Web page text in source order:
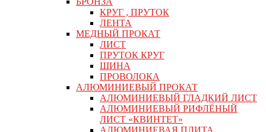
КРУГ , ПРУТОК
ЛЕНТА
МЕДНЫЙ ПРОКАТ
ЛИСТ
ПРУТОК КРУГ
ШИНА
ПРОВОЛОКА
АЛЮМИНИЕВЫЙ ПРОКАТ
АЛЮМИНИЕВЫЙ ГЛАДКИЙ ЛИСТ
АЛЮМИНИЕВЫЙ РИФЛЁНЫЙ
ЛИСТ «КВИНТЕТ»
АЛЮМИНИЕВАЯ ПЛИТА